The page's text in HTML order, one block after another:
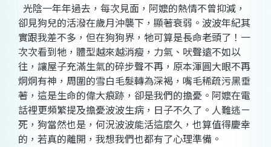
光陰一年年過去，每次見面，阿嬤的熱情不曾抑減，
卻見狗兒的活潑在歲月沖襲下，顯著衰弱。波波年紀其
實跟我差不多，但在狗狗界，牠可算是長命老頭了！一
次次看到牠，體型越來越消瘦，力氣、吠聲遠不如以
往，讓屋子充滿生氣的碎步聲不再，原本渾圓大眼不再
炯炯有神，周圍的雪白毛髮轉為深褐，嘴毛稀疏污黑垂
著，這是生命的偉大痕跡，卻是我們的擔憂。阿嬤在電
話裡更頻繁提及擔憂波波生病，日子不久了。人難逃ㄧ
死，狗當然也是，何況波波能活這麼久，也算值得慶幸
的，若真的離開，我想我們也都有了心理準備。